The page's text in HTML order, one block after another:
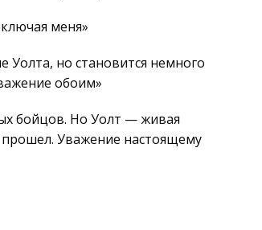
меня»
Уолта, но становится немного
обоим»
бойцов. Но Уолт — живая
прошел. Уважение настоящему